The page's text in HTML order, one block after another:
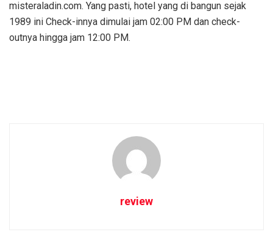
misteraladin.com. Yang pasti, hotel yang di bangun sejak
1989 ini Check-innya dimulai jam 02:00 PM dan check-
outnya hingga jam 12:00 PM.
review